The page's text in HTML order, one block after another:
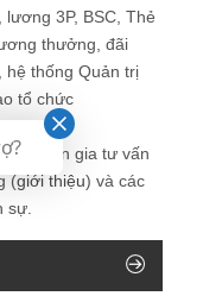
3P, BSC, Thẻ
thưởng, đãi
hệ thống Quản trị
tổ chức
chuyên gia tư vấn
(giới thiệu) và các
sự.